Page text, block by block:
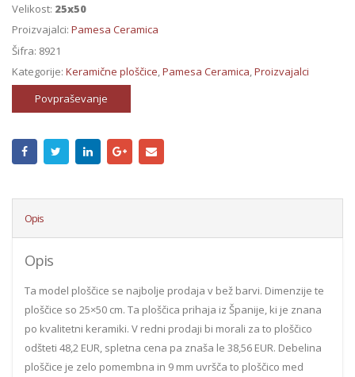
Velikost: 25x50
Proizvajalci: Pamesa Ceramica
Šifra: 8921
Kategorije: Keramične ploščice,Pamesa Ceramica,Proizvajalci
Povpraševanje
Opis
Opis
Ta model ploščice se najbolje prodaja v bež barvi. Dimenzije te
ploščice so 25×50 cm. Ta ploščica prihaja iz Španije, ki je znana
po kvalitetni keramiki. V redni prodaji bi morali za to ploščico
odšteti 48,2 EUR, spletna cena pa znaša le 38,56 EUR. Debelina
ploščice je zelo pomembna in 9 mm uvršča to ploščico med